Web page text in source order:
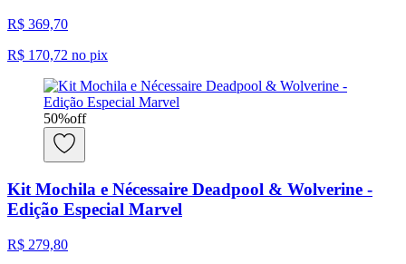
R$ 369,70
R$ 170,72 no pix
50%off
Kit Mochila e Nécessaire Deadpool & Wolverine -
Edição Especial Marvel
R$ 279,80